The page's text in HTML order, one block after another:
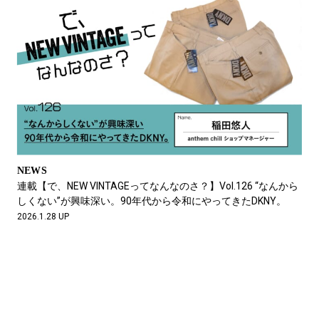
NEWS
連載【で、NEW VINTAGEってなんなのさ？】Vol.126 “なんから
しくない”が興味深い。90年代から令和にやってきたDKNY。
2026.1.28 UP